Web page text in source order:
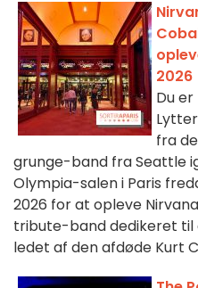
2026
Du
fra
grunge-band fra Seattle
Olympia-salen i Paris
2026 for at opleve
tribute-band dedikeret til
ledet af den afdøde Kurt